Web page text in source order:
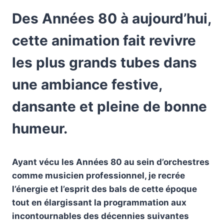
Des Années 80 à aujourd’hui,
cette animation fait revivre
les plus grands tubes dans
une ambiance festive,
dansante et pleine de bonne
humeur.
Ayant vécu les Années 80 au sein d’orchestres
comme musicien professionnel, je recrée
l’énergie et l’esprit des bals de cette époque
tout en élargissant la programmation aux
incontournables des décennies suivantes